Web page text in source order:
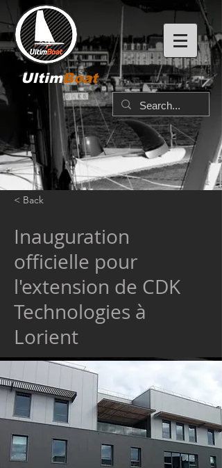
UltimBoat
< Back
Inauguration
officielle pour
l'extension de CDK
Technologies à
Lorient